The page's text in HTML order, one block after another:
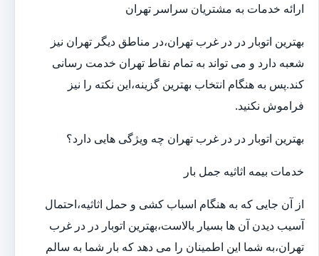
ارائه خدمات به مشتریان سراسر تهران
بهترین اتوبار در در غرب تهران،در مناطق دیگر تهران نیز
شعبه دارد و می تواند به تمام نقاط تهران خدمت رسانی
کند.پس به هنگام انتخاب بهترین گزینه،این نکته را نیز
فراموش نکنید.
بهترین اتوبار در در غرب تهران چه ویژگی هایی دارد؟
خدمات بیمه اثاثیه جمل بار
از آن جایی که به هنگام اسباب کشی و حمل اثاثیه،احتمال
آسیب دیدن آن ها بسیار بالاست،بهترین اتوبار در در غرب
تهران،به شما این اطمینان را می دهد که بار شما به سالم